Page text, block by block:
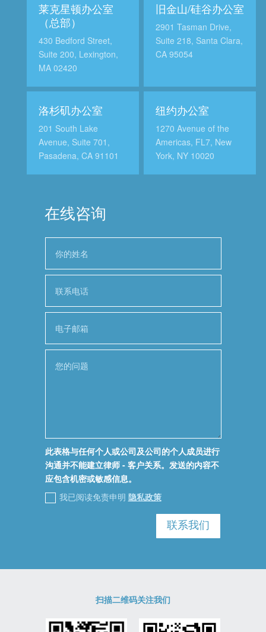
莱克星顿办公室
（总部）
430 Bedford Street,
Suite 200, Lexington,
MA 02420
旧金山/硅谷办公室
2901 Tasman Drive,
Suite 218, Santa Clara,
CA 95054
洛杉矶办公室
201 South Lake
Avenue, Suite 701,
Pasadena, CA 91101
纽约办公室
1270 Avenue of the
Americas, FL7, New
York, NY 10020
在线咨询
此表格与任何个人或公司及公司的个人成员进行
沟通并不能建立律师 - 客户关系。发送的内容不
应包含机密或敏感信息。
我已阅读免责申明 隐私政策
联系我们
扫描二维码关注我们